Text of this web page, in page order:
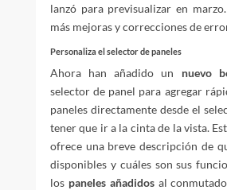
lanzó para previsualizar en
más mejoras y correcciones de
Personaliza el selector de paneles
Ahora han añadido un nuevo
selector de panel para agregar
paneles directamente desde el
tener que ir a la cinta de la vista.
ofrece una breve descripción de
disponibles y cuáles son sus
los paneles añadidosal